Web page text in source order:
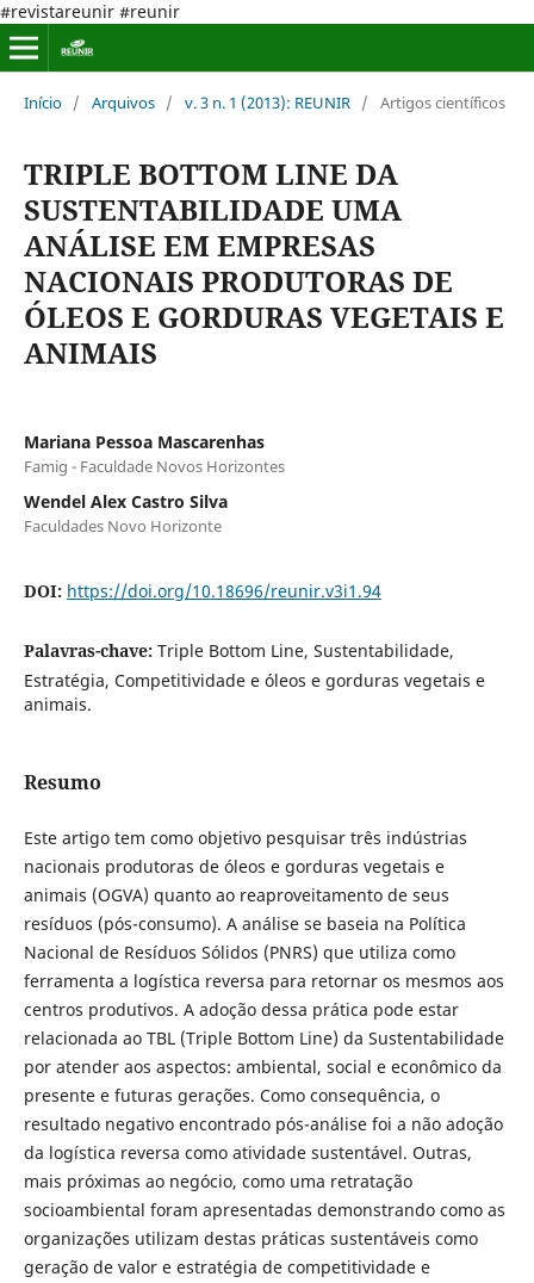
#revistareunir #reunir
Início / Arquivos / v. 3 n. 1 (2013): REUNIR / Artigos científicos
TRIPLE BOTTOM LINE DA
SUSTENTABILIDADE UMA
ANÁLISE EM EMPRESAS
NACIONAIS PRODUTORAS DE
ÓLEOS E GORDURAS VEGETAIS E
ANIMAIS
Mariana Pessoa Mascarenhas
Famig - Faculdade Novos Horizontes
Wendel Alex Castro Silva
Faculdades Novo Horizonte
DOI: https://doi.org/10.18696/reunir.v3i1.94
Palavras-chave: Triple Bottom Line, Sustentabilidade,
Estratégia, Competitividade e óleos e gorduras vegetais e
animais.
Resumo
Este artigo tem como objetivo pesquisar três indústrias
nacionais produtoras de óleos e gorduras vegetais e
animais (OGVA) quanto ao reaproveitamento de seus
resíduos (pós-consumo). A análise se baseia na Política
Nacional de Resíduos Sólidos (PNRS) que utiliza como
ferramenta a logística reversa para retornar os mesmos aos
centros produtivos. A adoção dessa prática pode estar
relacionada ao TBL (Triple Bottom Line) da Sustentabilidade
por atender aos aspectos: ambiental, social e econômico da
presente e futuras gerações. Como consequência, o
resultado negativo encontrado pós-análise foi a não adoção
da logística reversa como atividade sustentável. Outras,
mais próximas ao negócio, como uma retratação
socioambiental foram apresentadas demonstrando como as
organizações utilizam destas práticas sustentáveis como
geração de valor e estratégia de competitividade e